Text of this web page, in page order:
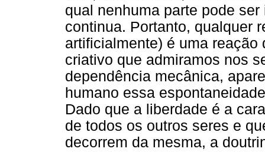
qual nenhuma parte pode
continua. Portanto, qualquer
artificialmente) é uma
criativo que admiramos nos
dependência mecânica,
humano essa
Dado que a liberdade é a
de todos os outros seres e
decorrem da mesma, a